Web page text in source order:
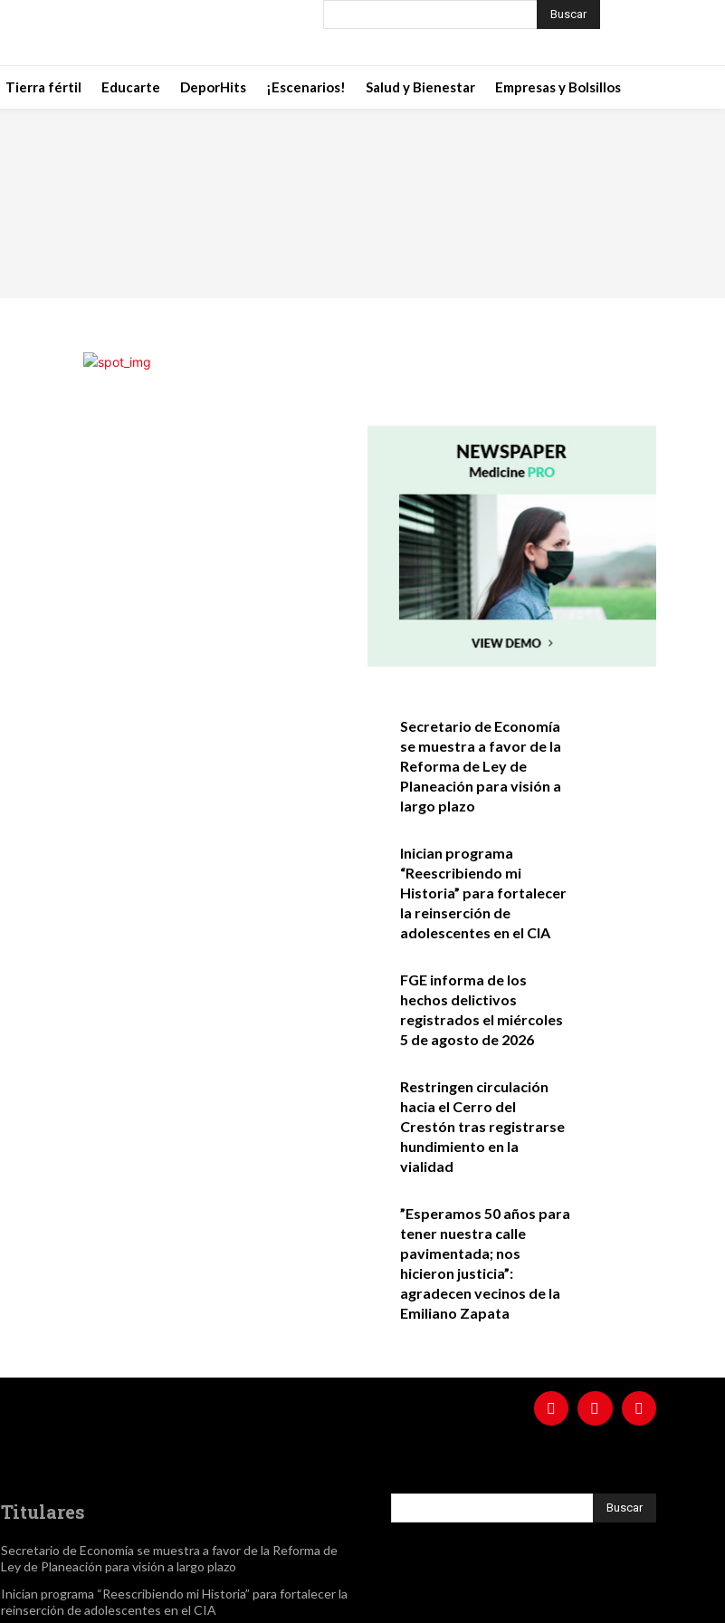
Buscar
Tierra fértil Educarte DeporHits ¡Escenarios! Salud y Bienestar Empresas y Bolsillos
Secretario de Economía
se muestra a favor de la
Reforma de Ley de
Planeación para visión a
largo plazo
Inician programa
“Reescribiendo mi
Historia” para fortalecer
la reinserción de
adolescentes en el CIA
FGE informa de los
hechos delictivos
registrados el miércoles
5 de agosto de 2026
Restringen circulación
hacia el Cerro del
Crestón tras registrarse
hundimiento en la
vialidad
”Esperamos 50 años para
tener nuestra calle
pavimentada; nos
hicieron justicia”:
agradecen vecinos de la
Emiliano Zapata
Titulares
Secretario de Economía se muestra a favor de la Reforma de
Ley de Planeación para visión a largo plazo
Inician programa “Reescribiendo mi Historia” para fortalecer la
reinserción de adolescentes en el CIA
Buscar